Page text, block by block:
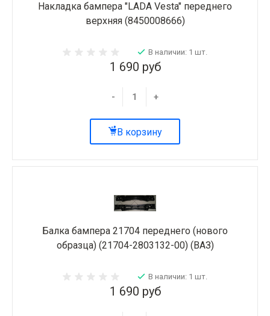
Накладка бампера "LADA Vesta" переднего
верхняя (8450008666)
В наличии: 1 шт.
1 690 руб
- +
В корзину
Балка бампера 21704 переднего (нового
образца) (21704-2803132-00) (ВАЗ)
В наличии: 1 шт.
1 690 руб